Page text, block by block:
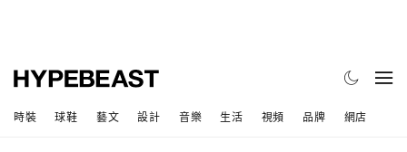
時裝 球鞋 藝文 設計 音樂 生活 視頻 品牌 網店